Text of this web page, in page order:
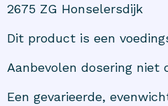
2675 ZG Honselersdijk
Dit product is een
Aanbevolen dosering niet
Een gevarieerde,